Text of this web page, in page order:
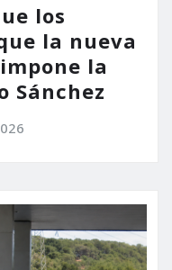
los
la nueva
la
Sánchez